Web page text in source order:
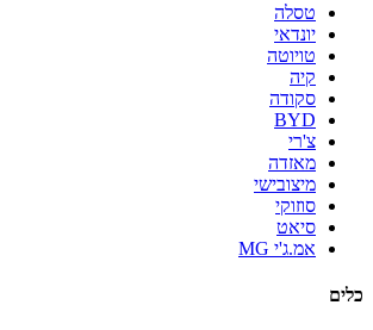
טסלה
יונדאי
טויוטה
קיה
סקודה
BYD
צ'רי
מאזדה
מיצובישי
סוזוקי
סיאט
אמ.ג'י MG
כלים